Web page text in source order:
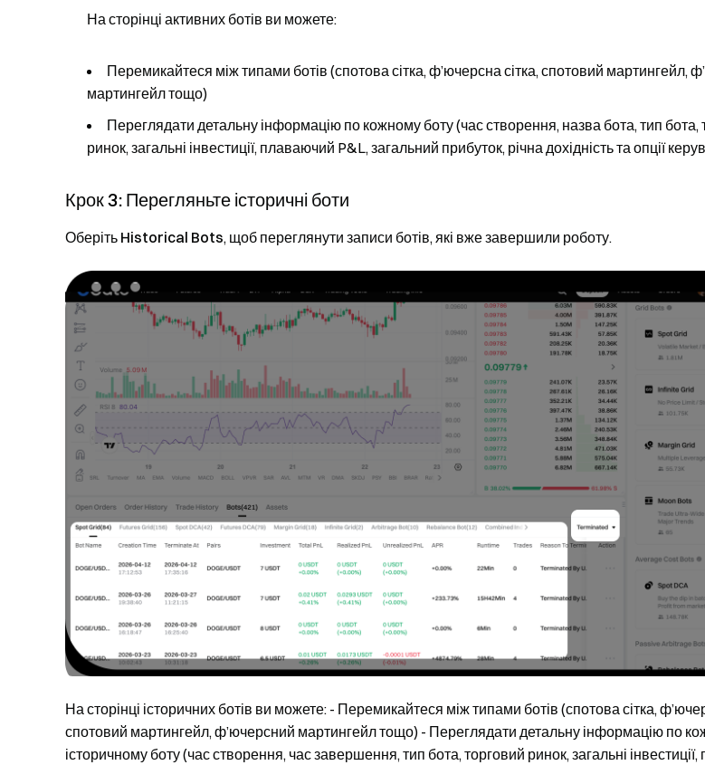
На сторінці активних ботів ви можете:
Перемикайтеся між типами ботів (спотова сітка, ф’ючерсна сітка, спотовий мартингейл,
мартингейл тощо)
Переглядати детальну інформацію по кожному боту (час створення, назва бота, тип бота,
ринок, загальні інвестиції, плаваючий P&L, загальний прибуток, річна дохідність та опції
Крок 3: Перегляньте історичні боти
Оберіть Historical Bots, щоб переглянути записи ботів, які вже завершили роботу.
На сторінці історичних ботів ви можете: - Перемикайтеся між типами ботів (спотова сітка,
спотовий мартингейл, ф’ючерсний мартингейл тощо) - Переглядати детальну інформацію по
історичному боту (час створення, час завершення, тип бота, торговий ринок, загальні інвестиції,